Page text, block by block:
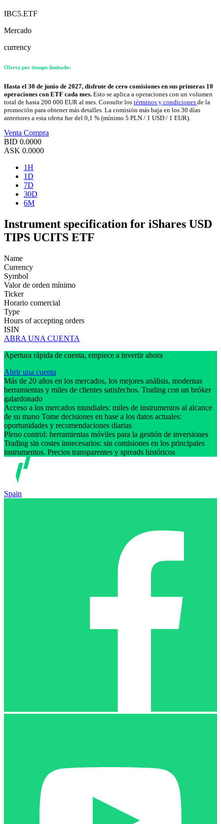
IBC5.ETF
Mercado
currency
Oferta por tiempo limitado:
Hasta el 30 de junio de 2027, disfrute de cero comisiones en sus primeras 10
operaciones con ETF cada mes. Esto se aplica a operaciones con un volumen
total de hasta 200 000 EUR al mes. Consulte los términos y condiciones de la
promoción para obtener más detalles. La comisión más baja en los 30 días
anteriores a esta oferta fue del 0,1 % (mínimo 5 PLN / 1 USD / 1 EUR).
Venta Compra
BID 0.0000
ASK 0.0000
1H
1D
7D
30D
6M
Instrument specification for iShares USD
TIPS UCITS ETF
Name
Currency
Symbol
Valor de orden mínimo
Ticker
Horario comercial
Type
Hours of accepting orders
ISIN
ABRA UNA CUENTA
Apertura rápida de cuenta, empiece a invertir ahora
Abrir una cuenta
Más de 20 años en los mercados, los mejores análisis, modernas
herramientas y miles de clientes satisfechos. Trading con un bróker
galardonado
Acceso a los mercados mundiales: miles de instrumentos al alcance
de su mano Tome decisiones en base a los datos actuales:
oportunidades y recomendaciones diarias
Pleno control: herramientas móviles para la gestión de inversiones
Trading sin costes innecesarios: sin comisiones en los principales
instrumentos. Precios transparentes y spreads históricos
Spain